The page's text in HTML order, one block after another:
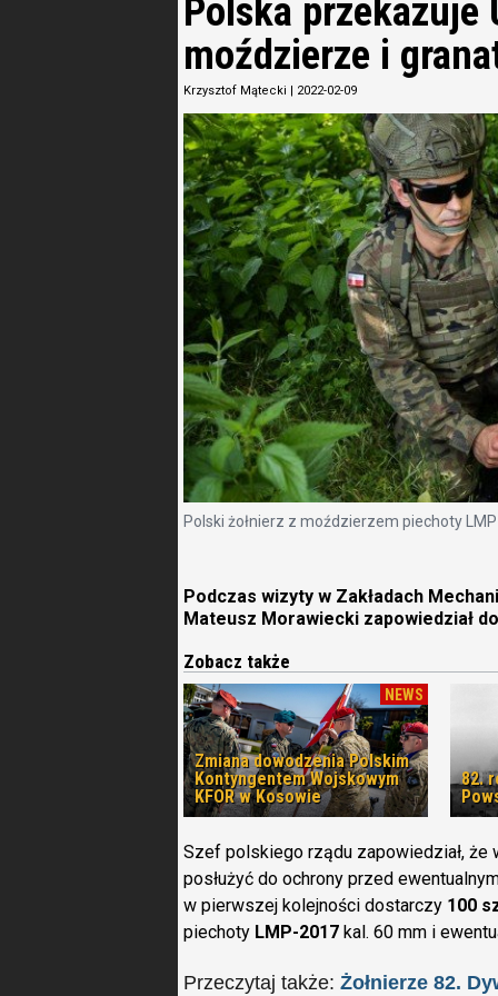
Polska
moździerze i
Krzysztof Mątecki | 2022-02-09
Polski żołnierz z moździerzem piechoty
Podczas wizyty w Zakładach
Mateusz Morawiecki zapowiedział
Zobacz także
NEWS
Zmiana dowodzenia Polskim
Kontyngentem Wojskowym
KFOR w Kosowie
82.
Szef polskiego rządu zapowiedział, że
posłużyć do ochrony przed
w pierwszej kolejności dostarczy 100
piechoty LMP-2017 kal. 60 mm i
Przeczytaj także: Żołnierze 82.